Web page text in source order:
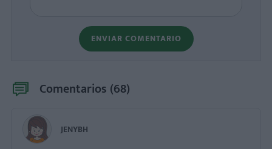
ENVIAR COMENTARIO
Comentarios (68)
JENYBH